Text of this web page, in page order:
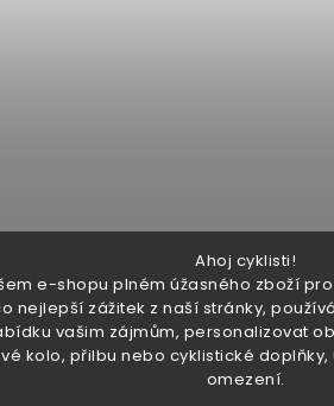
Ahoj cyklisti!
e-shopu plném úžasného zboží
nejlepší zážitek z naší stránky,
vašim zájmům, personalizovat
kolo, přilbu nebo cyklistické
omezení.